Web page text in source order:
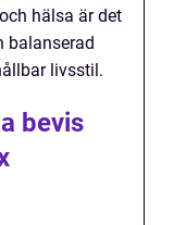
hälsa är det
balanserad
livsstil.
bevis